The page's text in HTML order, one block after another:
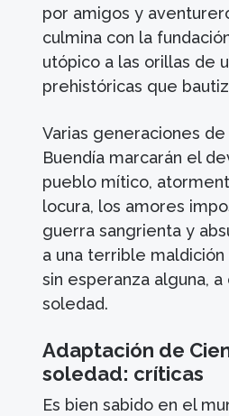
por amigos y
culmina con la
utópico a las orillas de
prehistóricas que
Varias generaciones
Buendía marcarán el
pueblo mítico,
locura, los amores
guerra sangrienta y
a una terrible
sin esperanza alguna, a
soledad.
Adaptación de
soledad: críticas
Es bien sabido en el